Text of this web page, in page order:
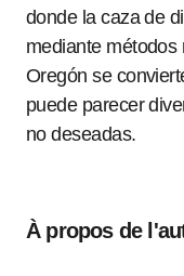
donde la caza de
mediante
Oregón se
puede parecer
no deseadas.
À propos de